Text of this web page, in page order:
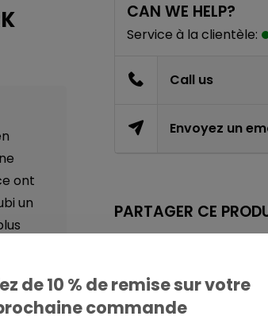
ont
un
est
CAN WE HELP?
Service à la clientèle:
Call us
Envoyez un
PARTAGER CE
de 10 % de remise sur votre
commande